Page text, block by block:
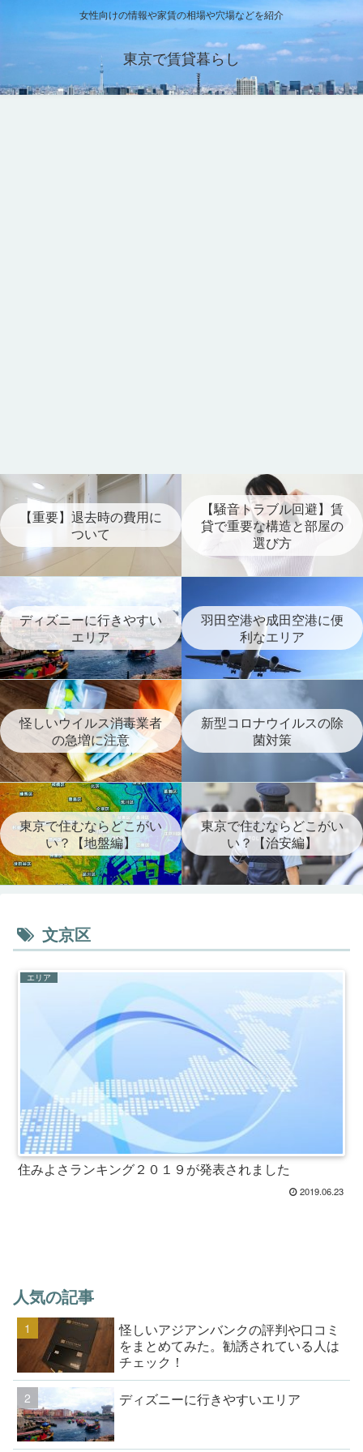
女性向けの情報や家賃の相場や穴場などを紹介
東京で賃貸暮らし
【重要】退去時の費用に
ついて
【騒音トラブル回避】賃
貸で重要な構造と部屋の
選び方
ディズニーに行きやすい
エリア
羽田空港や成田空港に便
利なエリア
怪しいウイルス消毒業者
の急増に注意
新型コロナウイルスの除
菌対策
東京で住むならどこがい
い？【地盤編】
東京で住むならどこがい
い？【治安編】
文京区
エリア
住みよさランキング２０１９が発表されました
2019.06.23
人気の記事
怪しいアジアンバンクの評判や口コミ
をまとめてみた。勧誘されている人は
チェック！
ディズニーに行きやすいエリア